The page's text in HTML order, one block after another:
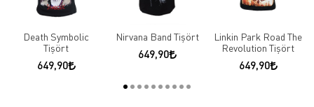
Death Symbolic
Tişört
649,90
Nirvana Band Tişört
649,90
Linkin Park Road The
Revolution Tişört
649,90